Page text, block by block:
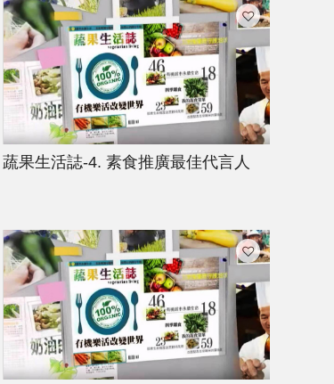
蔬果生活誌-4. 素食推廣最佳代言人